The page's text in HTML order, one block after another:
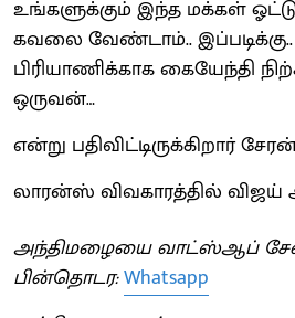
உங்களுக்கும் இந்த மக்கள்
கவலை வேண்டாம்.. இப்படிக்கு..
பிரியாணிக்காக கையேந்தி
ஒருவன்…
என்று பதிவிட்டிருக்கிறார்
லாரன்ஸ் விவகாரத்தில் விஜய்
அந்திமழையை வாட்ஸ்ஆப்
பின்தொடர:Whatsapp